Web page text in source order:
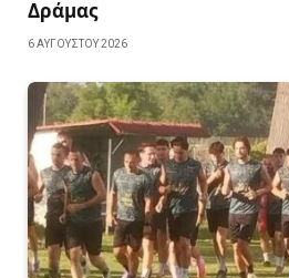
Δράμας
6 ΑΥΓΟΎΣΤΟΥ 2026